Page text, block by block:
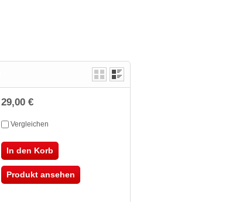
29,00 €
Vergleichen
In den Korb
Produkt ansehen